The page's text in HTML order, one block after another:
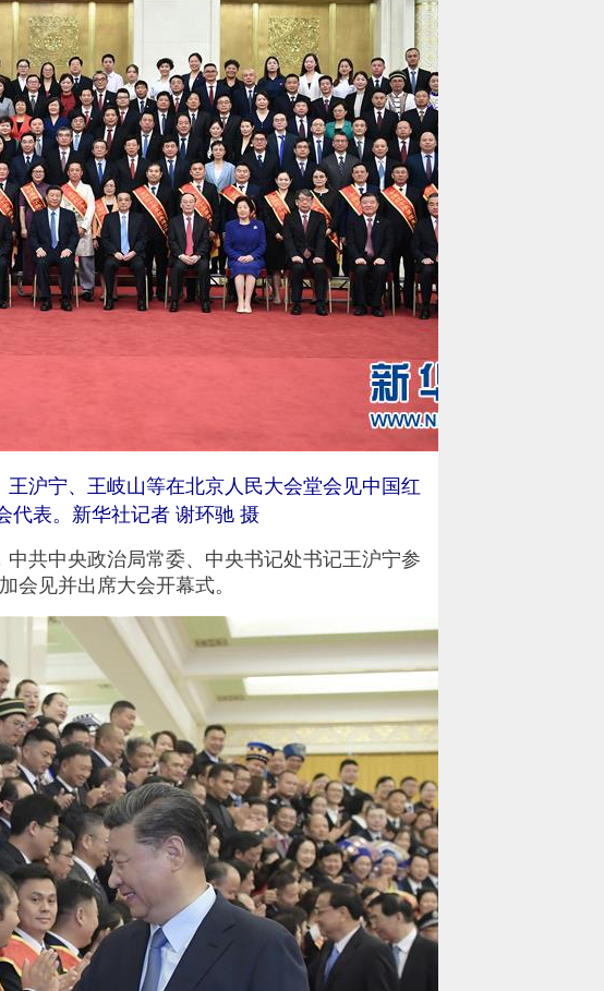
宁、王岐山等在北京人民大会堂会见中国红
代表。新华社记者 谢环驰 摄
中央政治局常委、中央书记处书记王沪宁参
会见并出席大会开幕式。